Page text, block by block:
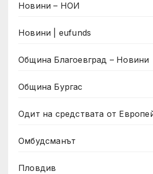
Новини – НОИ
Новини | eufunds
Община Благоевград – Новини
Община Бургас
Одит на средствата от
Омбудсманът
Пловдив